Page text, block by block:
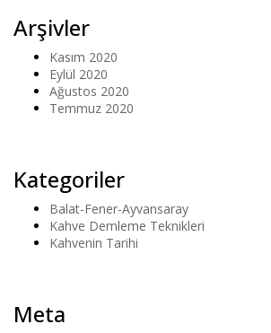
Arşivler
Kasım 2020
Eylül 2020
Ağustos 2020
Temmuz 2020
Kategoriler
Balat-Fener-Ayvansaray
Kahve Demleme Teknikleri
Kahvenin Tarihi
Meta